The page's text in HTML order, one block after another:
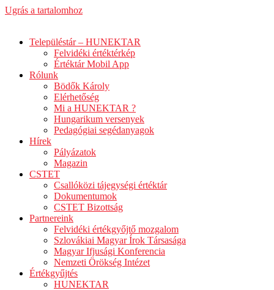
Ugrás a tartalomhoz
Településtár – HUNEKTAR
Felvidéki értéktérkép
Értéktár Mobil App
Rólunk
Bödők Károly
Elérhetőség
Mi a HUNEKTAR ?
Hungarikum versenyek
Pedagógiai segédanyagok
Hírek
Pályázatok
Magazin
CSTET
Csallóközi tájegységi értéktár
Dokumentumok
CSTET Bizottság
Partnereink
Felvidéki értékgyőjtő mozgalom
Szlovákiai Magyar Írok Társasága
Magyar Ifjusági Konferencia
Nemzeti Örökség Intézet
Értékgyűjtés
HUNEKTAR